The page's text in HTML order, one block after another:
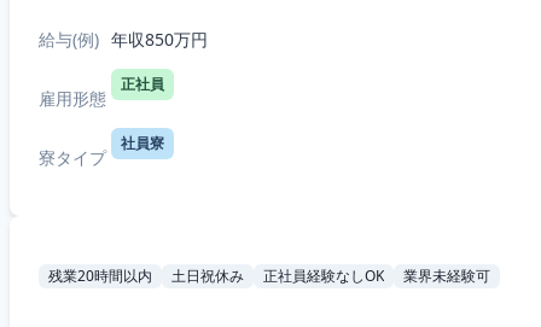
給与(例) 年収850万円
雇用形態
正社員
寮タイプ
社員寮
残業20時間以内 土日祝休み 正社員経験なしOK 業界未経験可